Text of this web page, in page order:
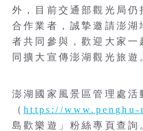
外，目前交通部觀光局仍
合作業者，誠摯邀請澎湖
者共同參與，歡迎大家一
同擴大宣傳澎湖觀光旅遊
澎湖國家風景區管理處活
（https://www.penghu-
島歡樂遊」粉絲專頁查詢